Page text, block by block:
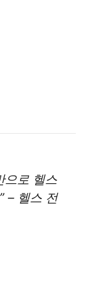
으로 헬스
– 헬스 전